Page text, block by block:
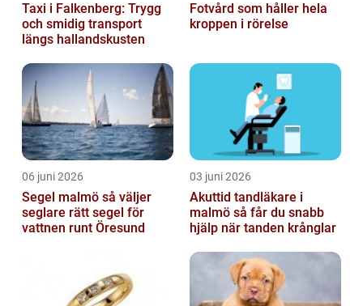
Taxi i Falkenberg: Trygg
och smidig transport
längs hallandskusten
Fotvård som håller hela
kroppen i rörelse
06 juni 2026
Segel malmö så väljer
seglare rätt segel för
vattnen runt Öresund
03 juni 2026
Akuttid tandläkare i
malmö så får du snabb
hjälp när tanden krånglar